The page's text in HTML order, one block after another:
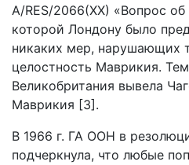
A/RES/2066(XX) «Вопрос
которой Лондону было
никаких мер, нарушающих
целостность Маврикия.
Великобритания вывела
Маврикия [3].
В 1966 г. ГА ООН в
подчеркнула, что любые